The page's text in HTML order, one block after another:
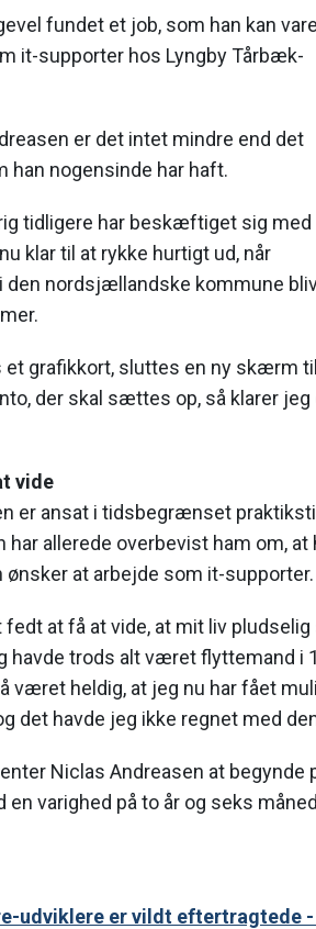
fundet et job, som han kan
it-supporter hos Lyngby Tårbæk-
er det intet mindre end det
han nogensinde har haft.
tidligere har beskæftiget sig
klar til at rykke hurtigt ud, når
den nordsjællandske kommune
et grafikkort, sluttes en ny skærm
der skal sættes op, så klarer jeg
vide
er ansat i tidsbegrænset
har allerede overbevist ham om, at
ønsker at arbejde som it-supporter.
at få at vide, at mit liv pludselig
havde trods alt været flyttemand i
været heldig, at jeg nu har fået
det havde jeg ikke regnet med
Niclas Andreasen at begynde
en varighed på to år og seks
udviklere er vildt eftertragtede